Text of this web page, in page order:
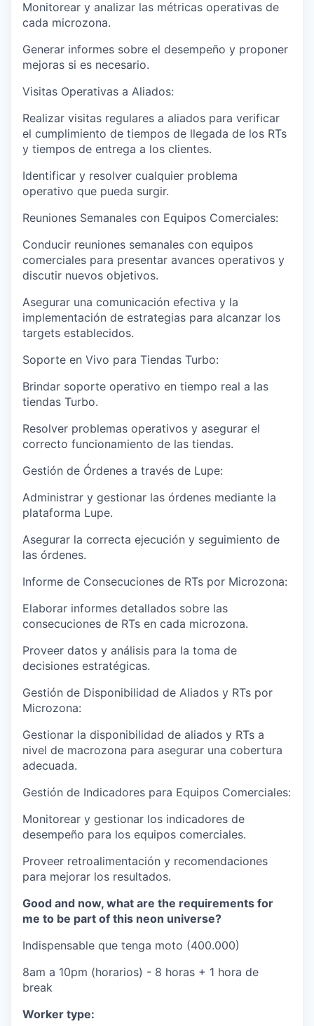
Monitorear y analizar las métricas operativas de
cada microzona.
Generar informes sobre el desempeño y proponer
mejoras si es necesario.
Visitas Operativas a Aliados:
Realizar visitas regulares a aliados para verificar
el cumplimiento de tiempos de llegada de los RTs
y tiempos de entrega a los clientes.
Identificar y resolver cualquier problema
operativo que pueda surgir.
Reuniones Semanales con Equipos Comerciales:
Conducir reuniones semanales con equipos
comerciales para presentar avances operativos y
discutir nuevos objetivos.
Asegurar una comunicación efectiva y la
implementación de estrategias para alcanzar los
targets establecidos.
Soporte en Vivo para Tiendas Turbo:
Brindar soporte operativo en tiempo real a las
tiendas Turbo.
Resolver problemas operativos y asegurar el
correcto funcionamiento de las tiendas.
Gestión de Órdenes a través de Lupe:
Administrar y gestionar las órdenes mediante la
plataforma Lupe.
Asegurar la correcta ejecución y seguimiento de
las órdenes.
Informe de Consecuciones de RTs por Microzona:
Elaborar informes detallados sobre las
consecuciones de RTs en cada microzona.
Proveer datos y análisis para la toma de
decisiones estratégicas.
Gestión de Disponibilidad de Aliados y RTs por
Microzona:
Gestionar la disponibilidad de aliados y RTs a
nivel de macrozona para asegurar una cobertura
adecuada.
Gestión de Indicadores para Equipos Comerciales:
Monitorear y gestionar los indicadores de
desempeño para los equipos comerciales.
Proveer retroalimentación y recomendaciones
para mejorar los resultados.
Good and now, what are the requirements for
me to be part of this neon universe?
Indispensable que tenga moto (400.000)
8am a 10pm (horarios) - 8 horas + 1 hora de
break
Worker type: